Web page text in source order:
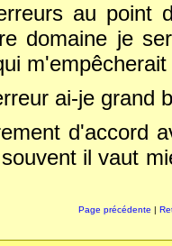
au point
domaine je
ai-je grand
d'accord
il vaut
Page précédente